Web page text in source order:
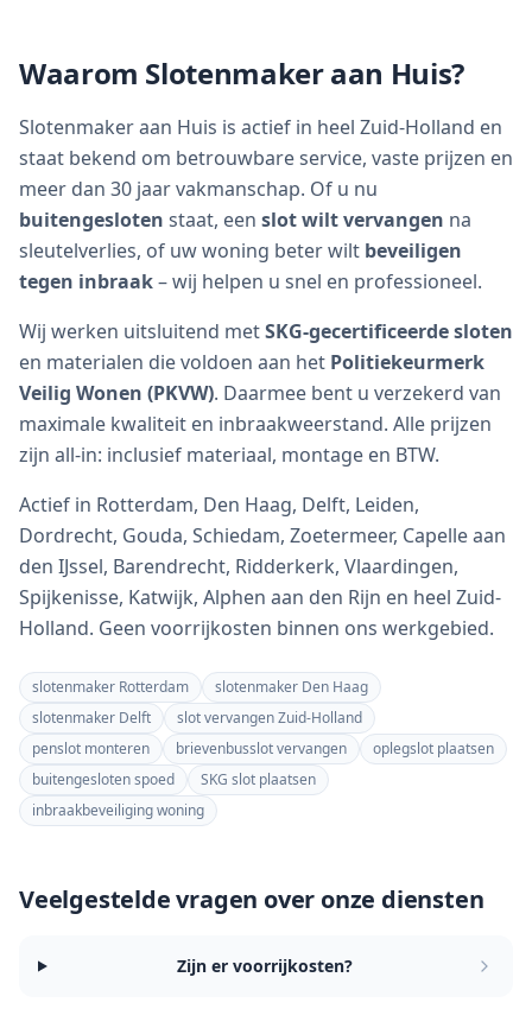
Waarom Slotenmaker aan Huis?
Slotenmaker aan Huis is actief in heel Zuid-Holland en
staat bekend om betrouwbare service, vaste prijzen en
meer dan 30 jaar vakmanschap. Of u nu
buitengesloten staat, een slot wilt vervangen na
sleutelverlies, of uw woning beter wilt beveiligen
tegen inbraak– wij helpen u snel en professioneel.
Wij werken uitsluitend metSKG-gecertificeerde sloten
en materialen die voldoen aan het Politiekeurmerk
Veilig Wonen (PKVW). Daarmee bent u verzekerd van
maximale kwaliteit en inbraakweerstand. Alle prijzen
zijn all-in: inclusief materiaal, montage en BTW.
Actief in Rotterdam, Den Haag, Delft, Leiden,
Dordrecht, Gouda, Schiedam, Zoetermeer, Capelle aan
den IJssel, Barendrecht, Ridderkerk, Vlaardingen,
Spijkenisse, Katwijk, Alphen aan den Rijn en heel Zuid-
Holland. Geen voorrijkosten binnen ons werkgebied.
slotenmaker Rotterdam
slotenmaker Den Haag
slotenmaker Delft
slot vervangen Zuid-Holland
penslot monteren
brievenbusslot vervangen
oplegslot plaatsen
buitengesloten spoed
SKG slot plaatsen
inbraakbeveiliging woning
Veelgestelde vragen over onze diensten
Zijn er voorrijkosten?